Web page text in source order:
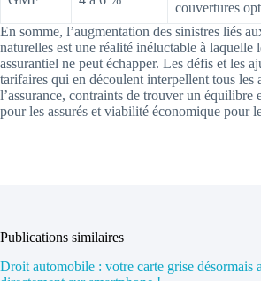
couvertures
En somme, l’augmentation des sinistres liés
naturelles est une réalité inéluctable à laquelle
assurantiel ne peut échapper. Les défis et les
tarifaires qui en découlent interpellent tous les
l’assurance, contraints de trouver un équilibre
pour les assurés et viabilité économique pour
Publications similaires
Droit automobile : votre carte grise désormais